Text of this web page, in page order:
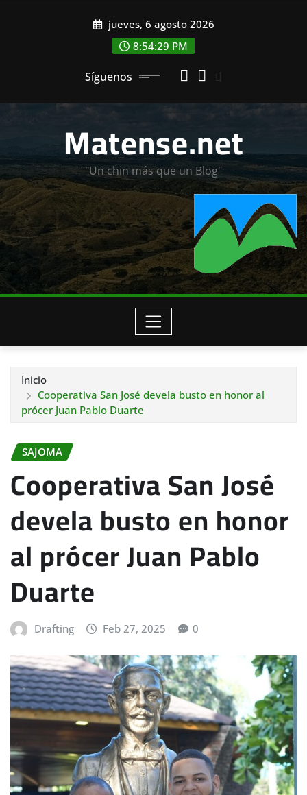
jueves, 6 agosto 2026
8:54:31 PM
Síguenos
Matense.net
"Un chin más que un Blog"
Inicio
Cooperativa San José devela busto en honor al
prócer Juan Pablo Duarte
SAJOMA
Cooperativa San José
devela busto en honor
al prócer Juan Pablo
Duarte
Drafting Feb 27, 2025 0